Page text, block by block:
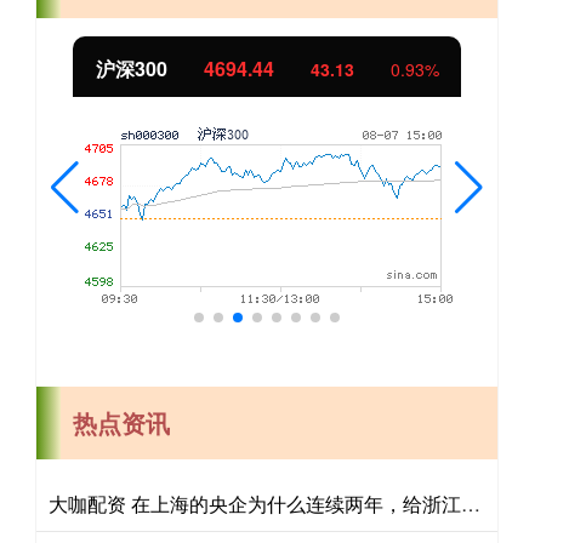
北证50 1134.24 11.37 1.01%
热点资讯
大咖配资 在上海的央企为什么连续两年，给浙江小县城里的这个创新中心写感谢信？